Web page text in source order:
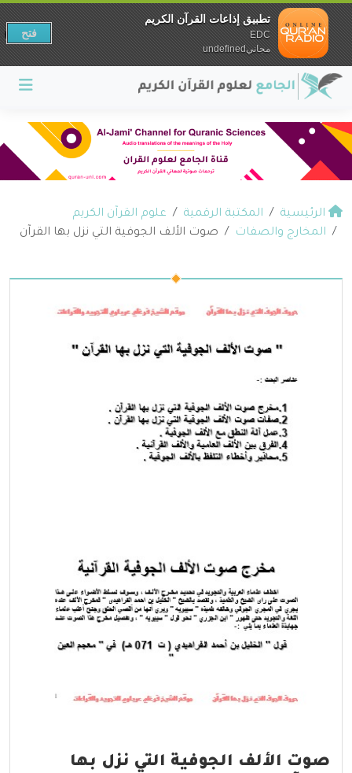
الرئيسية المكتبة الرقمية
علوم القرآن الكريم
المخارج والصفات
صوت الألف الجوفية التي نزل بها القرآن
صوت الألف الجوفية التي نزل بها
تطبيق إذاعات القرآن الكريم
EDC
مجانيundefined
فتح